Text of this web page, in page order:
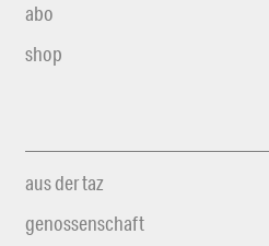
abo
shop
aus der taz
genossenschaft